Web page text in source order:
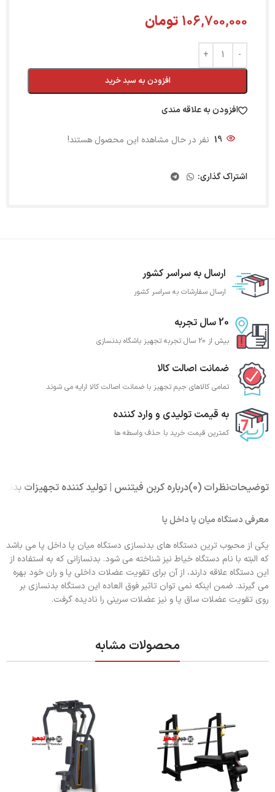
106,700,000 تومان
افزودن به سبد خرید
افزودن به علاقه مندی
19 نفر در حال مشاهده این محصول هستند!
اشتراک گذاری:
ارسال به سراسر کشور
ارسال سفارشات به سراسر کشور
20 سال تجربه
بیش از 20 سال تجربه تجهیز باشگاه بدنسازی
ضمانت اصالت کالا
تمامی کالاهای جیم تجهیز با ضمانت اصالت کالا ارایه می شوند
به قیمت تولیدی و وارد کننده
کمترین قیمت خرید با حذف واسطه ها
توضیحاتنظرات (0) درباره کربن فیتنس | تولید کننده تجهیزات
معرفی دستگاه میان پا داخل پا
یکی از محبوب ترین دستگاه های بدنسازی دستگاه میان پا داخل پا می باشد
که البته با نام دستگاه خیاط نیز شناخته می شود. بدنسازانی که به استفاده از
این دستگاه علاقه دارند، از آن برای تقویت عضلات داخلی پا و ران خود بهره
می گیرند. ضمن اینکه نمی توان تاثیر فوق العاده این دستگاه بدنسازی بر
روی تقویت عضلات ساق پا و نیز عضلات سرینی را نادیده گرفت.
محصولات مشابه